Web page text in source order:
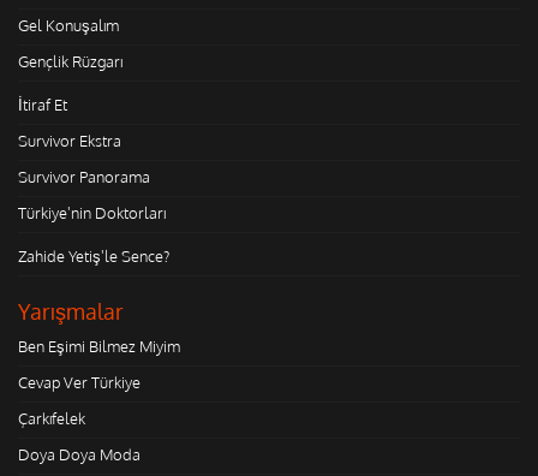
Gel Konuşalım
Gençlik Rüzgarı
İtiraf Et
Survivor Ekstra
Survivor Panorama
Türkiye'nin Doktorları
Zahide Yetiş'le Sence?
Yarışmalar
Ben Eşimi Bilmez Miyim
Cevap Ver Türkiye
Çarkıfelek
Doya Doya Moda